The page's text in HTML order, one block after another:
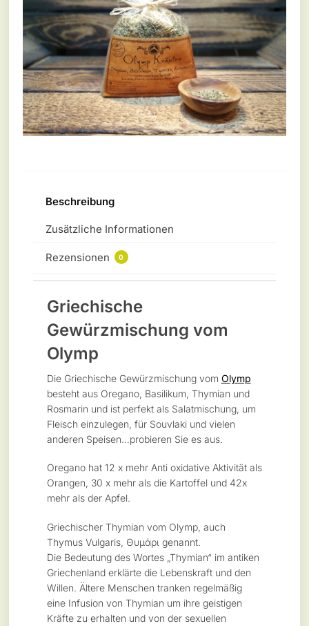
Beschreibung
Zusätzliche Informationen
Rezensionen 0
Griechische
Gewürzmischung vom
Olymp
Die Griechische Gewürzmischung vom Olymp
besteht aus Oregano, Basilikum, Thymian und
Rosmarin und ist perfekt als Salatmischung, um
Fleisch einzulegen, für Souvlaki und vielen
anderen Speisen…probieren Sie es aus.
Oregano hat 12 x mehr Anti oxidative Aktivität als
Orangen, 30 x mehr als die Kartoffel und 42x
mehr als der Apfel.
Griechischer Thymian vom Olymp, auch
Thymus Vulgaris, Θυμάρι genannt.
Die Bedeutung des Wortes „Thymian“ im antiken
Griechenland erklärte die Lebenskraft und den
Willen. Ältere Menschen tranken regelmäßig
eine Infusion von Thymian um ihre geistigen
Kräfte zu erhalten und von der sexuellen